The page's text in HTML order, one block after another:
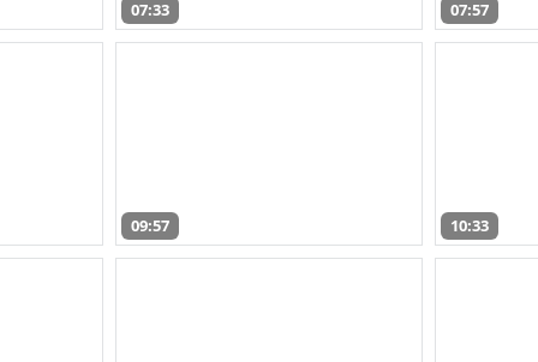
07:33 07:57
09:57 10:33